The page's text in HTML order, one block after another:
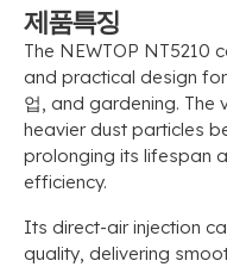
제품특징
The NEWTOP NT5210
and practical design
업, and gardening. The
heavier dust particles
prolonging its lifespan
efficiency.
Its direct-air injection
quality, delivering